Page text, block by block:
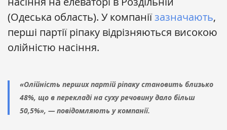
(Одеська область). У компаніїзазначають,
перші партії ріпаку відрізняються високою
олійністю насіння.
«Олійність перших партій ріпаку становить близько
48%, що в перекладі на суху речовину дало більш
50,5%», — повідомляють у компанії.